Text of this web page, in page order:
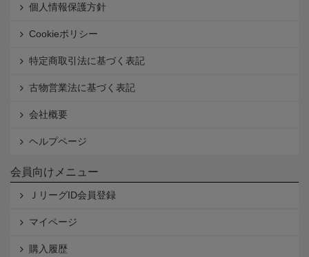
個人情報保護方針
Cookieポリシー
特定商取引法に基づく表記
古物営業法に基づく表記
会社概要
ヘルプページ
会員向けメニュー
ＪリーグID会員登録
マイページ
購入履歴